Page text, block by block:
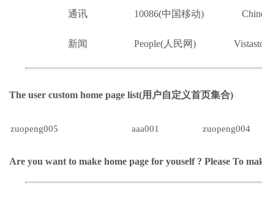
通讯 10086(中国移动)
新闻 People(人民网)
The user custom home page list(用户自定义首页集合)
zuopeng005 aaa001 zuopeng004
Are you want to make home page for youself ? Please To